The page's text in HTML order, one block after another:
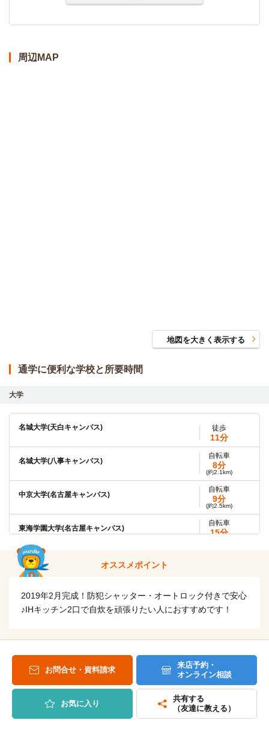
周辺MAP
地図を大きく表示する
通学に便利な学校と所要時間
大学
名城大学(天白キャンパス) 徒歩
11分
名城大学(八事キャンパス)
自転車
8分
(約2.1km)
中京大学(名古屋キャンパス)
自転車
9分
(約2.5km)
東海学園大学(名古屋キャンパス)
自転車
15分
南山大学
中京大学(豊田キャンパス) バス＋電車
29分
自転車
13分
(約3.1km)
自転車
(約4.0km)
オススメポイント
2019年2月完成！防犯シャッター・オートロック付きで安心
♪IHキッチン2口で自炊を頑張りたい人におすすめです！
お問合せ・資料請求
来店予約・
オンライン相談
お気に入り
共有する
（友達に教える）